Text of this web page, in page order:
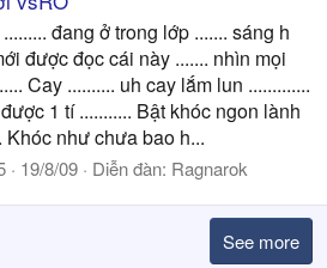
đang ở trong lớp ....... sáng h
được đọc cái này ....... nhìn mọi
Cay .......... uh cay lắm lun .............
1 tí ........... Bật khóc ngon lành
Khóc như chưa bao h...
19/8/09 Diễn đàn: Ragnarok
See more